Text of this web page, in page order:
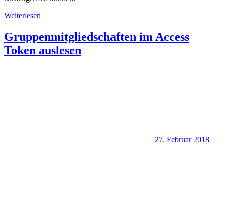
Weiterlesen
Gruppenmitgliedschaften im Access
Token auslesen
27. Februar 2018